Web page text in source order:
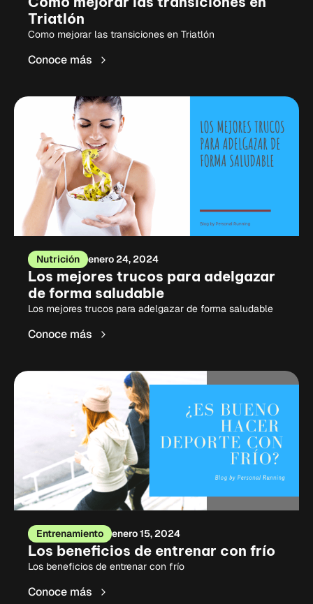
Triatlón
Como mejorar las transiciones en Triatlón
Conoce más
Nutrición enero 24, 2024
Los mejores trucos para adelgazar
de forma saludable
Los mejores trucos para adelgazar de forma saludable
Conoce más
Entrenamiento enero 15, 2024
Los beneficios de entrenar con frío
Los beneficios de entrenar con frío
Conoce más